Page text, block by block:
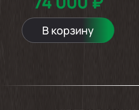
В корзину